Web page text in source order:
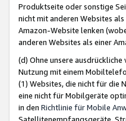
Produktseite oder sonstige
nicht mit anderen Websites
Amazon-Website lenken
anderen Websites als einer
(d) Ohne unsere
Nutzung mit einem
(1) Websites, die nicht für die
eine nicht für Mobilgeräte
in den Richtlinie für Mobile
Satellitenempfangsgeräte,